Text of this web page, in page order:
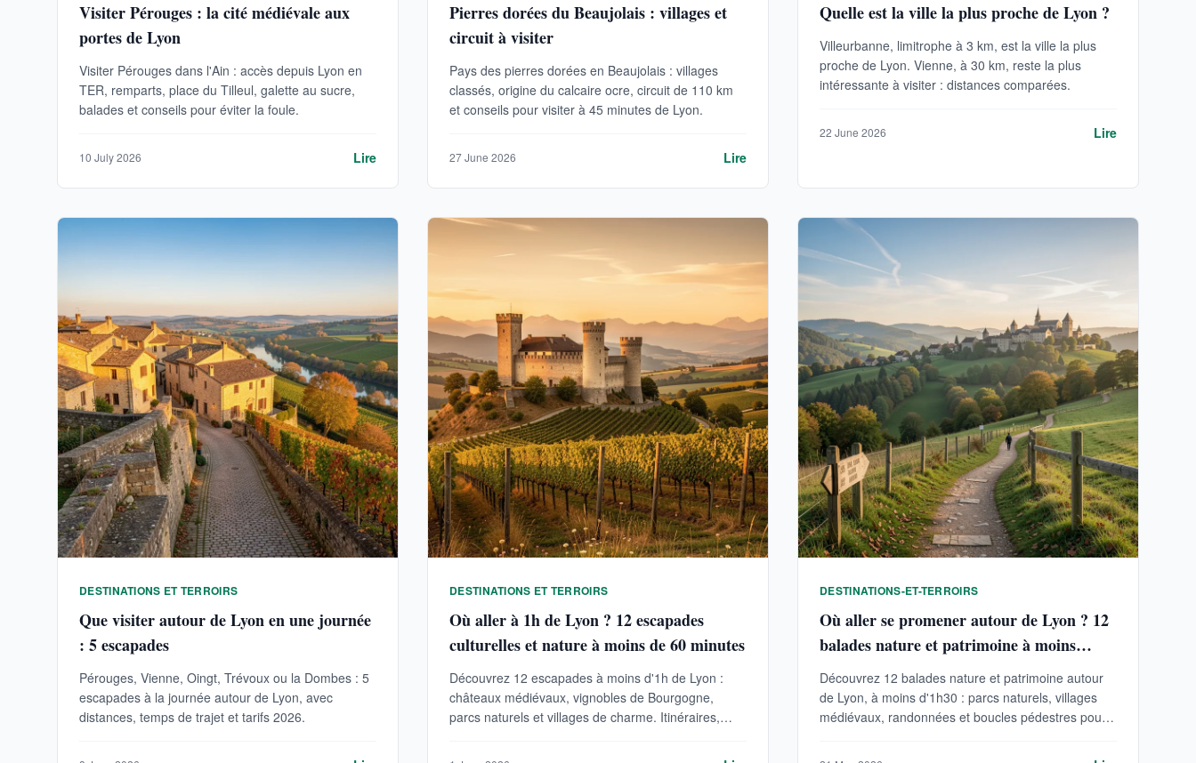
Visiter Pérouges : la cité médiévale aux
portes de Lyon
Visiter Pérouges dans l'Ain : accès depuis Lyon en
TER, remparts, place du Tilleul, galette au sucre,
balades et conseils pour éviter la foule.
10 July 2026 Lire
Pierres dorées du Beaujolais : villages et
circuit à visiter
Pays des pierres dorées en Beaujolais : villages
classés, origine du calcaire ocre, circuit de 110 km
et conseils pour visiter à 45 minutes de Lyon.
27 June 2026 Lire
Quelle est la ville la plus proche de Lyon ?
Villeurbanne, limitrophe à 3 km, est la ville la plus
proche de Lyon. Vienne, à 30 km, reste la plus
intéressante à visiter : distances comparées.
22 June 2026 Lire
DESTINATIONS ET TERROIRS
Que visiter autour de Lyon en une journée
: 5 escapades
Pérouges, Vienne, Oingt, Trévoux ou la Dombes : 5
escapades à la journée autour de Lyon, avec
distances, temps de trajet et tarifs 2026.
DESTINATIONS ET TERROIRS
Où aller à 1h de Lyon ? 12 escapades
culturelles et nature à moins de 60 minutes
Découvrez 12 escapades à moins d'1h de Lyon :
châteaux médiévaux, vignobles de Bourgogne,
parcs naturels et villages de charme. Itinéraires,
DESTINATIONS-ET-TERROIRS
Où aller se promener autour de Lyon ? 12
balades nature et patrimoine à moins
d'1h30
Découvrez 12 balades nature et patrimoine autour
de Lyon, à moins d'1h30 : parcs naturels, villages
médiévaux, randonnées et boucles pédestres pour